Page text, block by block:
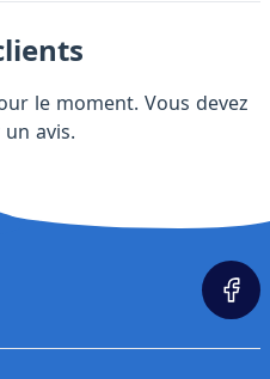
le moment. Vous devez
avis.